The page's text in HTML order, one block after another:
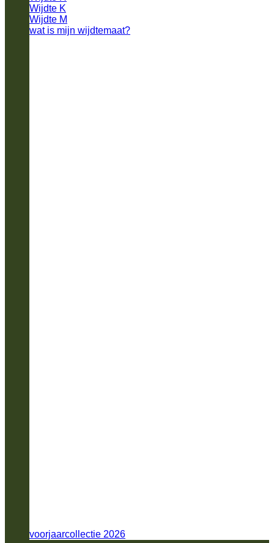
Wijdte K
Wijdte M
wat is mijn wijdtemaat?
voorjaarcollectie 2026